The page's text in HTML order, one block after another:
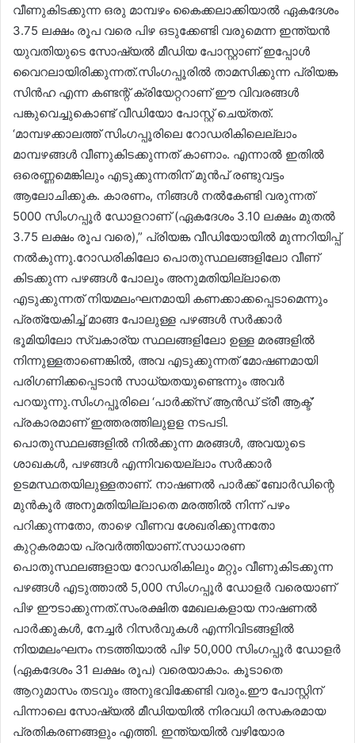
വീണുകിടക്കുന്ന ഒരു മാമ്പഴം കൈക്കലാക്കിയാൽ ഏകദേശം
3.75 ലക്ഷം രൂപ വരെ പിഴ ഒടുക്കേണ്ടി വരുമെന്ന ഇന്ത്യൻ
യുവതിയുടെ സോഷ്യൽ മീഡിയ പോസ്റ്റാണ് ഇപ്പോൾ
വൈറലായിരിക്കുന്നത്.സിംഗപ്പൂരിൽ താമസിക്കുന്ന പ്രിയങ്ക
സിൻഹ എന്ന കണ്ടന്റ് ക്രിയേറ്ററാണ് ഈ വിവരങ്ങൾ
പങ്കുവെച്ചുകൊണ്ട് വീഡിയോ പോസ്റ്റ് ചെയ്തത്.
‘മാമ്പഴക്കാലത്ത് സിംഗപ്പൂരിലെ റോഡരികിലെല്ലാം
മാമ്പഴങ്ങൾ വീണുകിടക്കുന്നത് കാണാം. എന്നാൽ ഇതിൽ
ഒരെണ്ണമെങ്കിലും എടുക്കുന്നതിന് മുൻപ് രണ്ടുവട്ടം
ആലോചിക്കുക. കാരണം, നിങ്ങൾ നൽകേണ്ടി വരുന്നത്
5000 സിംഗപ്പൂർ ഡോളറാണ് (ഏകദേശം 3.10 ലക്ഷം മുതൽ
3.75 ലക്ഷം രൂപ വരെ),” പ്രിയങ്ക വീഡിയോയിൽ മുന്നറിയിപ്പ്
നൽകുന്നു.റോഡരികിലോ പൊതുസ്ഥലങ്ങളിലോ വീണ്
കിടക്കുന്ന പഴങ്ങൾ പോലും അനുമതിയില്ലാതെ
എടുക്കുന്നത് നിയമലംഘനമായി കണക്കാക്കപ്പെടാമെന്നും
പ്രത്യേകിച്ച് മാങ്ങ പോലുള്ള പഴങ്ങൾ സർക്കാർ
ഭൂമിയിലോ സ്വകാര്യ സ്ഥലങ്ങളിലോ ഉള്ള മരങ്ങളിൽ
നിന്നുള്ളതാണെങ്കിൽ, അവ എടുക്കുന്നത് മോഷണമായി
പരിഗണിക്കപ്പെടാൻ സാധ്യതയുണ്ടെന്നും അവർ
പറയുന്നു.സിംഗപ്പൂരിലെ ‘പാർക്ക്സ് ആൻഡ് ട്രീ ആക്ട്’
പ്രകാരമാണ് ഇത്തരത്തിലുളള നടപടി.
പൊതുസ്ഥലങ്ങളിൽ നിൽക്കുന്ന മരങ്ങൾ, അവയുടെ
ശാഖകൾ, പഴങ്ങൾ എന്നിവയെല്ലാം സർക്കാർ
ഉടമസ്ഥതയിലുള്ളതാണ്. നാഷണൽ പാർക്ക് ബോർഡിന്റെ
മുൻകൂർ അനുമതിയില്ലാതെ മരത്തിൽ നിന്ന് പഴം
പറിക്കുന്നതോ, താഴെ വീണവ ശേഖരിക്കുന്നതോ
കുറ്റകരമായ പ്രവർത്തിയാണ്.സാധാരണ
പൊതുസ്ഥലങ്ങളായ റോഡരികിലും മറ്റും വീണുകിടക്കുന്ന
പഴങ്ങൾ എടുത്താൽ 5,000 സിംഗപ്പൂർ ഡോളർ വരെയാണ്
പിഴ ഈടാക്കുന്നത്.സംരക്ഷിത മേഖലകളായ നാഷണൽ
പാർക്കുകൾ, നേച്ചർ റിസർവുകൾ എന്നിവിടങ്ങളിൽ
നിയമലംഘനം നടത്തിയാൽ പിഴ 50,000 സിംഗപ്പൂർ ഡോളർ
(ഏകദേശം 31 ലക്ഷം രൂപ) വരെയാകാം. കൂടാതെ
ആറുമാസം തടവും അനുഭവിക്കേണ്ടി വരും.ഈ പോസ്റ്റിന്
പിന്നാലെ സോഷ്യൽ മീഡിയയിൽ നിരവധി രസകരമായ
പ്രതികരണങ്ങളും എത്തി. ഇന്ത്യയിൽ വഴിയോര